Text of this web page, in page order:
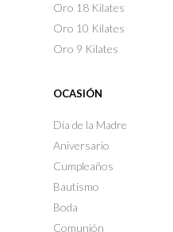
Oro 18 Kilates
Oro 10 Kilates
Oro 9 Kilates
OCASIÓN
Día de la Madre
Aniversario
Cumpleaños
Bautismo
Boda
Comunión